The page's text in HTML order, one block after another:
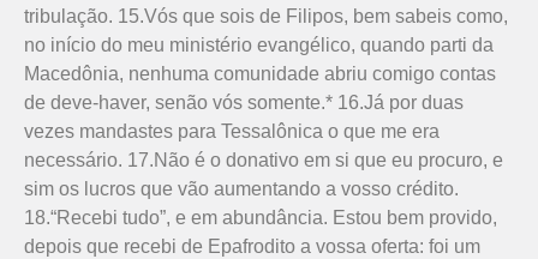
tribulação. 15.Vós que sois de Filipos, bem sabeis como,
no início do meu ministério evangélico, quando parti da
Macedônia, nenhuma comunidade abriu comigo contas
de deve-haver, senão vós somente.* 16.Já por duas
vezes mandastes para Tessalônica o que me era
necessário. 17.Não é o donativo em si que eu procuro, e
sim os lucros que vão aumentando a vosso crédito.
18.“Recebi tudo”, e em abundância. Estou bem provido,
depois que recebi de Epafrodito a vossa oferta: foi um